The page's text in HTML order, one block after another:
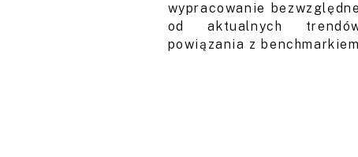
wypracowanie
od aktualnych
powiązania z